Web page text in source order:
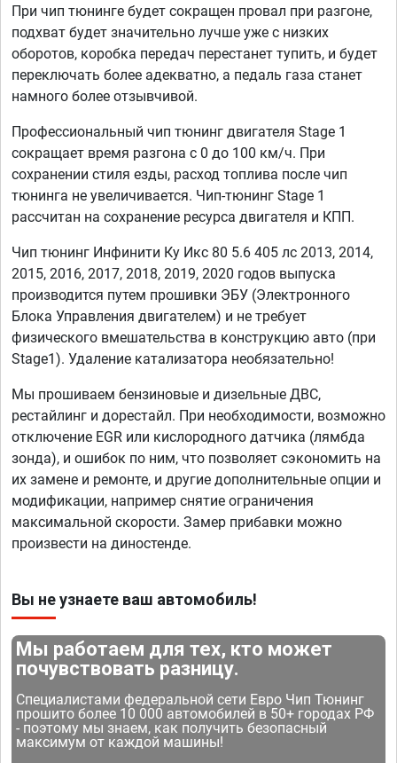
При чип тюнинге будет сокращен провал при разгоне,
подхват будет значительно лучше уже с низких
оборотов, коробка передач перестанет тупить, и будет
переключать более адекватно, а педаль газа станет
намного более отзывчивой.
Профессиональный чип тюнинг двигателя Stage 1
сокращает время разгона с 0 до 100 км/ч. При
сохранении стиля езды, расход топлива после чип
тюнинга не увеличивается. Чип-тюнинг Stage 1
рассчитан на сохранение ресурса двигателя и КПП.
Чип тюнинг Инфинити Ку Икс 80 5.6 405 лс 2013, 2014,
2015, 2016, 2017, 2018, 2019, 2020 годов выпуска
производится путем прошивки ЭБУ (Электронного
Блока Управления двигателем) и не требует
физического вмешательства в конструкцию авто (при
Stage1). Удаление катализатора необязательно!
Мы прошиваем бензиновые и дизельные ДВС,
рестайлинг и дорестайл. При необходимости, возможно
отключение EGR или кислородного датчика (лямбда
зонда), и ошибок по ним, что позволяет сэкономить на
их замене и ремонте, и другие дополнительные опции и
модификации, например снятие ограничения
максимальной скорости. Замер прибавки можно
произвести на диностенде.
Вы не узнаете ваш автомобиль!
Мы работаем для тех, кто может
почувствовать разницу.
Специалистами федеральной сети Евро Чип Тюнинг
прошито более 10 000 автомобилей в 50+ городах РФ
- поэтому мы знаем, как получить безопасный
максимум от каждой машины!